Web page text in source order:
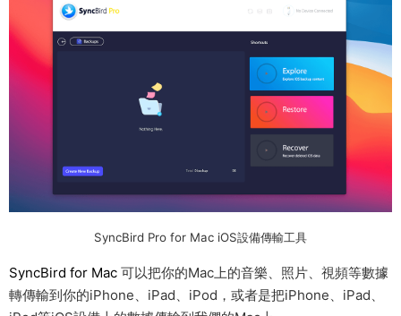
SyncBird Pro for Mac iOS設備傳輸工具
SyncBird for Mac 可以把你的Mac上的音樂、照片、視頻等數據
轉傳輸到你的iPhone、iPad、iPod，或者是把iPhone、iPad、